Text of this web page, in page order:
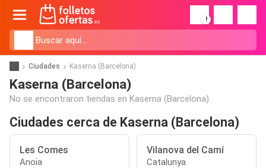
!
Ciudades Kaserna (Barcelona)
Kaserna (Barcelona)
No se encontraron tiendas en Kaserna (Barcelona).
Ciudades cerca de Kaserna (Barcelona)
Les Comes
Anoia
Vilanova del Camí
Catalunya